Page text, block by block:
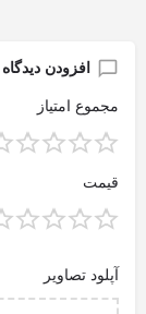
افزودن دیدگاه
مجموع امتیاز
قیمت
آپلود تصاویر